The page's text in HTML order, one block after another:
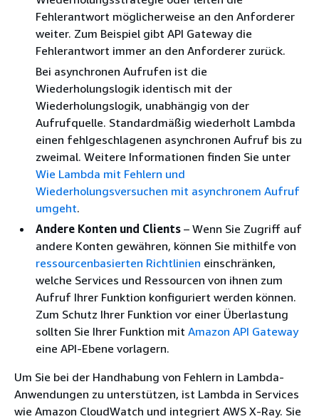
Fehlerantwort möglicherweise an den Anforderer
weiter. Zum Beispiel gibt API Gateway die
Fehlerantwort immer an den Anforderer zurück.
Bei asynchronen Aufrufen ist die
Wiederholungslogik identisch mit der
Wiederholungslogik, unabhängig von der
Aufrufquelle. Standardmäßig wiederholt Lambda
einen fehlgeschlagenen asynchronen Aufruf bis zu
zweimal. Weitere Informationen finden Sie unter
Wie Lambda mit Fehlern und
Wiederholungsversuchen mit asynchronem Aufruf
umgeht.
Andere Konten und Clients – Wenn Sie Zugriff auf
andere Konten gewähren, können Sie mithilfe von
ressourcenbasierten Richtlinien einschränken,
welche Services und Ressourcen von ihnen zum
Aufruf Ihrer Funktion konfiguriert werden können.
Zum Schutz Ihrer Funktion vor einer Überlastung
sollten Sie Ihrer Funktion mit Amazon API Gateway
eine API-Ebene vorlagern.
Um Sie bei der Handhabung von Fehlern in Lambda-
Anwendungen zu unterstützen, ist Lambda in Services
wie Amazon CloudWatch und integriert AWS X-Ray. Sie